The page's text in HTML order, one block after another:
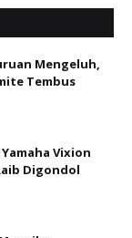
Mengeluh,
Tembus
Vixion
Digondol